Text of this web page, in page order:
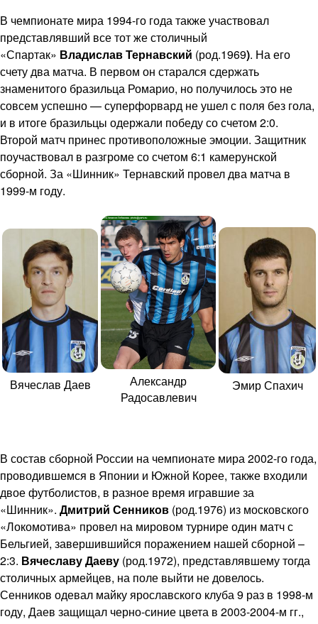
В чемпионате мира 1994-го года также участвовал
представлявший все тот же столичный
«Спартак» Владислав Тернавский (род.1969). На его
счету два матча. В первом он старался сдержать
знаменитого бразильца Ромарио, но получилось это не
совсем успешно — суперфорвард не ушел с поля без гола,
и в итоге бразильцы одержали победу со счетом 2:0.
Второй матч принес противоположные эмоции. Защитник
поучаствовал в разгроме со счетом 6:1 камерунской
сборной. За «Шинник» Тернавский провел два матча в
1999-м году.
Вячеслав Даев
Александр
Радосавлевич
Эмир Спахич
В состав сборной России на чемпионате мира 2002-го года,
проводившемся в Японии и Южной Корее, также входили
двое футболистов, в разное время игравшие за
«Шинник». Дмитрий Сенников (род.1976) из московского
«Локомотива» провел на мировом турнире один матч с
Бельгией, завершившийся поражением нашей сборной –
2:3. Вячеславу Даеву (род.1972), представлявшему тогда
столичных армейцев, на поле выйти не довелось.
Сенников одевал майку ярославского клуба 9 раз в 1998-м
году, Даев защищал черно-синие цвета в 2003-2004-м гг.,